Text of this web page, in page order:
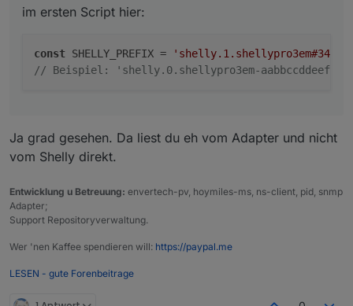
In welchem Script liest du daten vom Shelly?
im ersten Script hier:
const SHELLY_PREFIX =
// Beispiel: 'shelly.0.shellypro3em-aabbccddeeff'
Ja grad gesehen. Da liest du eh vom Adapter und nicht
vom Shelly direkt.
Entwicklung u Betreuung: envertech-pv, hoymiles-ms, ns-client, pid, snmp
Adapter;
Support Repositoryverwaltung.
Wer 'nen Kaffee spendieren will: https://paypal.me
LESEN - gute Forenbeitrage